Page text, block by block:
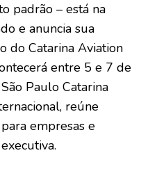
padrão – está na
e anuncia sua
do Catarina Aviation
entre 5 e 7 de
Paulo Catarina
reúne
empresas e